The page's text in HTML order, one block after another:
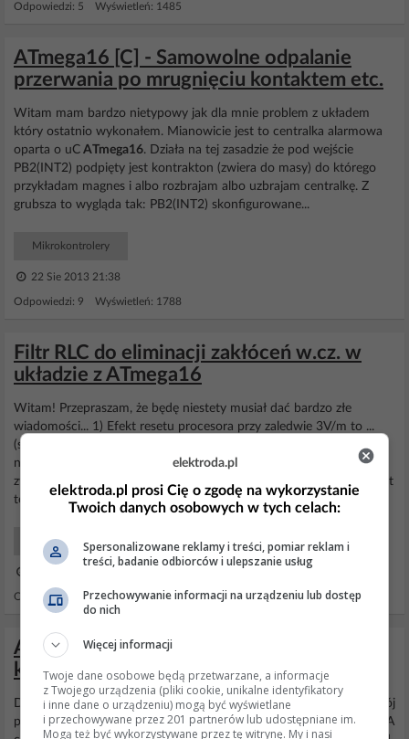
Odpowiedzi: 5 Wyświetleń: 1485
ATmega16 [C] - Samowolne odpalanie
przerwania po mrugnięciu kontaktem etc.
Witam mam bardzo nietypowy jak dla mnie problem z układem
który ostatnio wykonałem. Mianowicie jest to centralka alarmowa
oparta o uC ATmega16. Działa na tej zasadzie że pod wejście
PB2(INT2) podpięty jest kontrakton (zwiera do masy) do którego
przykładam magnes i albo rozbrajam albo uzbrajam centralkę. Z
grubsza to wygląda tak: PB2(INT2) skonfigurowane...
Mikrokontrolery
22 Sie 2013 21:38
Odpowiedzi: 9 Wyświetleń: 1788
Filtr RLC do eliminacji zakłóceń w.cz. w
układzie z ATmega16
Witam! Przepraszam, że będę niestety musiał dać bardzo złe
wiadomości... 1) Efekt resetu procesora przy zaledwie 3V/m to ...
(sorry) tragiczna wiadomość. Zastosowanie do badań pola o
natężeniu 3V/m - norma określa tylko dla urządzeń domowych. W
związku z tym, że masz czujnik 4-20mA, można domyślać się, że jest
to aplikacja bardziej przemysłowa niż domowa...
Projektowanie Układów
Odpowiedzi: 20 Wyświetleń: 4815
ATmega16 i LM92 - problem z
komunikacją TWI, wyświetla same zera
Dodałem wpis który Twoim zdaniem powinien się znaleźć. Teraz mój
plik twi.c wygląda tak: http://obrazki.elektroda.pl/5548434900_1... A
elektroda.pl
elektroda.pl prosi Cię o zgodę na wykorzystanie
Twoich danych osobowych w tych celach:
Spersonalizowane reklamy i treści, pomiar reklam i
treści, badanie odbiorców i ulepszanie usług
Przechowywanie informacji na urządzeniu lub dostęp
do nich
Więcej informacji
Twoje dane osobowe będą przetwarzane, a informacje
z Twojego urządzenia (pliki cookie, unikalne identyfikatory
i inne dane o urządzeniu) mogą być wyświetlane
i przechowywane przez 201 partnerów lub udostępniane im.
Mogą też być wykorzystywane przez tę witrynę. My i nasi